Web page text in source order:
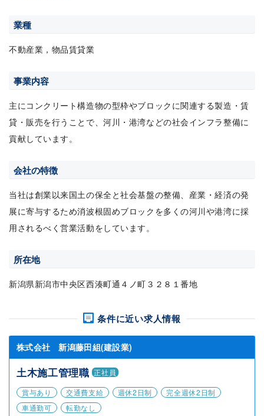
業種
不動産業，物品賃貸業
事業内容
主にコンクリート構造物の型枠やブロックに関連する製造・賃
貸・販売を行うことで、河川・港湾などの社会インフラ整備に
貢献しています。
会社の特徴
当社は創業以来国土の保全と社会基盤の整備、産業・経済の発
展に寄与するため消波根固めブロックを多くの河川や港湾に採
用されるべく営業活動をしています。
所在地
新潟県新潟市中央区西湊町通４ノ町３２８１番地
条件に近い求人情報
株式会社 新潟藤田組(建設業)
土木施工管理職 正社員
賞与あり
交通費支給 週休2日制
完全週休2日制
車通勤可
転勤なし